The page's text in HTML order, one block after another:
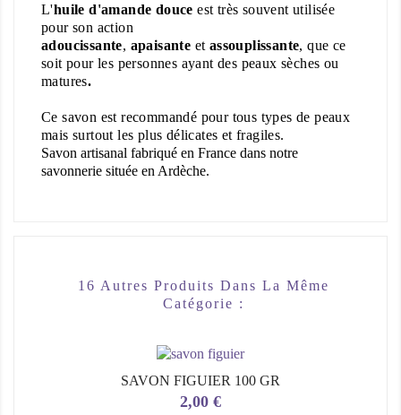
L'huile d'amande douce est très souvent utilisée
pour son action
adoucissante, apaisante et assouplissante, que ce
soit pour les personnes ayant des peaux sèches ou
matures.
Ce savon est recommandé pour tous types de peaux
mais surtout les plus délicates et fragiles.
Savon artisanal fabriqué en France dans notre
savonnerie située en Ardèche.
16 Autres Produits Dans La Même
Catégorie :
SAVON FIGUIER 100 GR
Prix
2,00 €